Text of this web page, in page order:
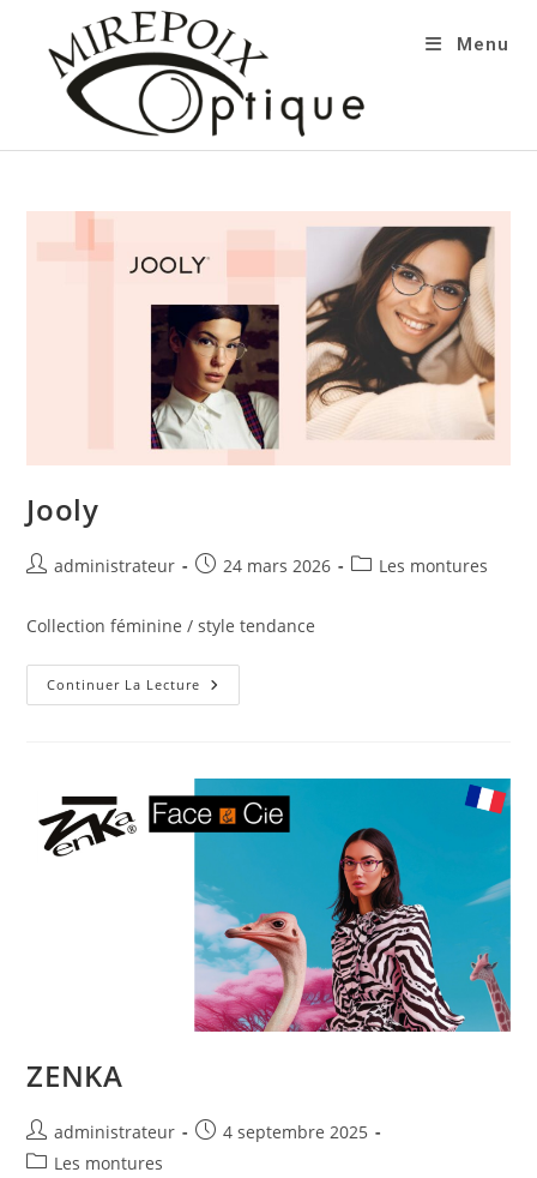
Menu
Jooly
administrateur 24 mars 2026 Les montures
Collection féminine / style tendance
Continuer La Lecture
ZENKA
administrateur
4 septembre 2025
Les montures